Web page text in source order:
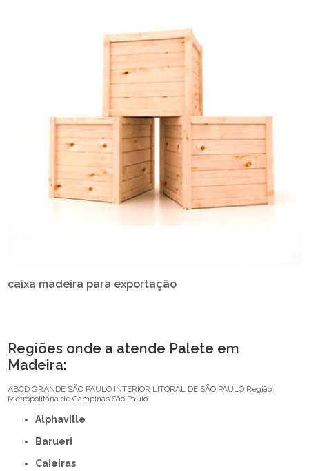
caixa madeira para exportação
Regiões onde a atende Palete em
Madeira:
ABCD GRANDE SÃO PAULO INTERIOR LITORAL DE SÃO PAULO Região
Metropolitana de Campinas São Paulo
Alphaville
Barueri
Caieiras